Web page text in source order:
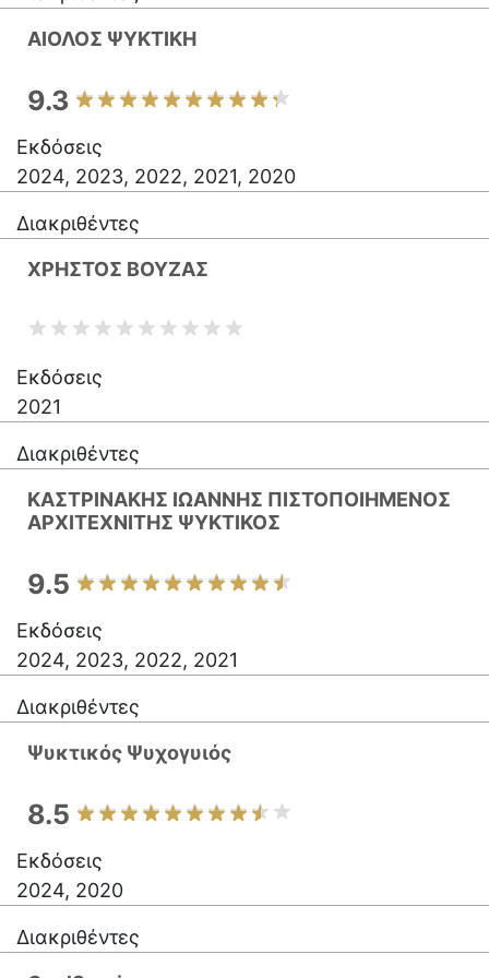
ΑΙΟΛΟΣ ΨΥΚΤΙΚΗ
9.3
Εκδόσεις
2024, 2023, 2022, 2021, 2020
Διακριθέντες
ΧΡΗΣΤΟΣ ΒΟΥΖΑΣ
Εκδόσεις
2021
Διακριθέντες
ΚΑΣΤΡΙΝΑΚΗΣ ΙΩΑΝΝΗΣ ΠΙΣΤΟΠΟΙΗΜΕΝΟΣ
ΑΡΧΙΤΕΧΝΙΤΗΣ ΨΥΚΤΙΚΟΣ
9.5
Εκδόσεις
2024, 2023, 2022, 2021
Διακριθέντες
Ψυκτικός Ψυχογυιός
8.5
Εκδόσεις
2024, 2020
Διακριθέντες